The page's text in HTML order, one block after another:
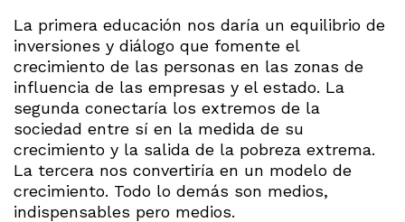
La primera educación nos daría un equilibrio de
inversiones y diálogo que fomente el
crecimiento de las personas en las zonas de
influencia de las empresas y el estado. La
segunda conectaría los extremos de la
sociedad entre sí en la medida de su
crecimiento y la salida de la pobreza extrema.
La tercera nos convertiría en un modelo de
crecimiento. Todo lo demás son medios,
indispensables pero medios.